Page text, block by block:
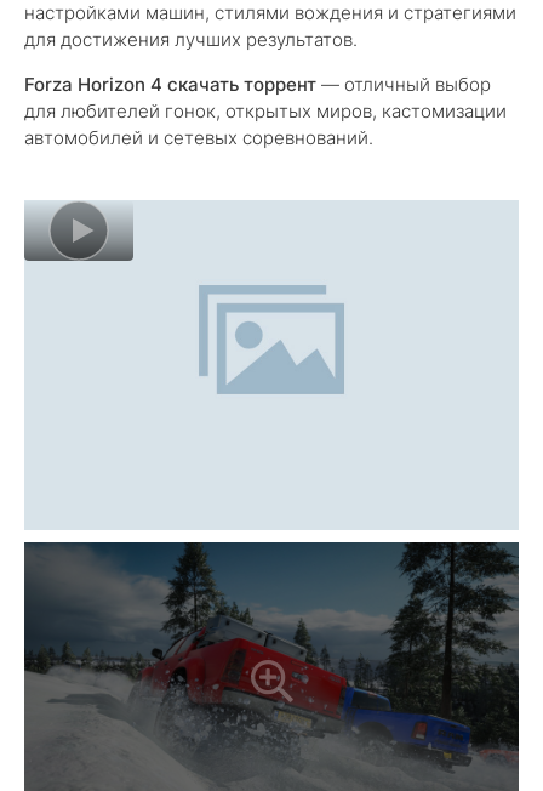
настройками машин, стилями вождения и стратегиями
для достижения лучших результатов.
Forza Horizon 4 скачать торрент — отличный выбор
для любителей гонок, открытых миров, кастомизации
автомобилей и сетевых соревнований.